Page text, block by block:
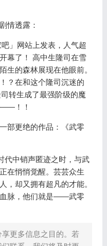
情透露：
」网站上发表，人气超
幕了！ 高中生隆司在雪
生的森林展现在他眼前。
？在和这个隆司沉迷的
转生成了最强阶级的魔
——！！
部更绝的作品：《武零
代中销声匿迹之时，与武
在悄悄觉醒。芸芸众生
，却又拥有超凡的才能。
脉，他们就是——武零
更多信息之目的。若